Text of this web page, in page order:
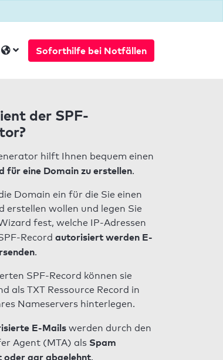
Soforthilfe bei Notfällen
der SPF-
hilft Ihnen bequem einen
für eine Domain zu erstellen.
Domain ein für die Sie einen
erstellen wollen und legen Sie
fest, welche IP-Adressen
Record autorisiert werden E-
.
SPF-Record können sie
als TXT Ressource Record in
Nameservers hinterlegen.
E-Mails werden durch den
Agent (MTA) als Spam
oder gar abgelehnt.